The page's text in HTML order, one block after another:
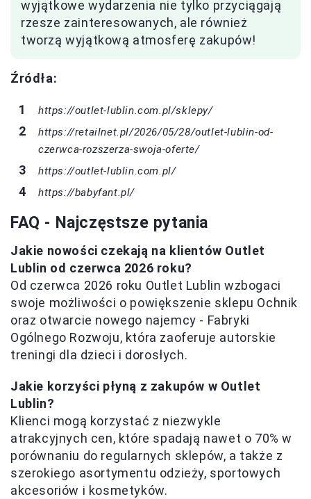
wyjątkowe wydarzenia nie tylko przyciągają
rzesze zainteresowanych, ale również
tworzą wyjątkową atmosferę zakupów!
Źródła:
https://outlet-lublin.com.pl/sklepy/
https://retailnet.pl/2026/05/28/outlet-lublin-od-
czerwca-rozszerza-swoja-oferte/
https://outlet-lublin.com.pl/
https://babyfant.pl/
FAQ - Najczęstsze pytania
Jakie nowości czekają na klientów Outlet
Lublin od czerwca 2026 roku?
Od czerwca 2026 roku Outlet Lublin wzbogaci
swoje możliwości o powiększenie sklepu Ochnik
oraz otwarcie nowego najemcy - Fabryki
Ogólnego Rozwoju, która zaoferuje autorskie
treningi dla dzieci i dorosłych.
Jakie korzyści płyną z zakupów w Outlet
Lublin?
Klienci mogą korzystać z niezwykle
atrakcyjnych cen, które spadają nawet o 70% w
porównaniu do regularnych sklepów, a także z
szerokiego asortymentu odzieży, sportowych
akcesoriów i kosmetyków.